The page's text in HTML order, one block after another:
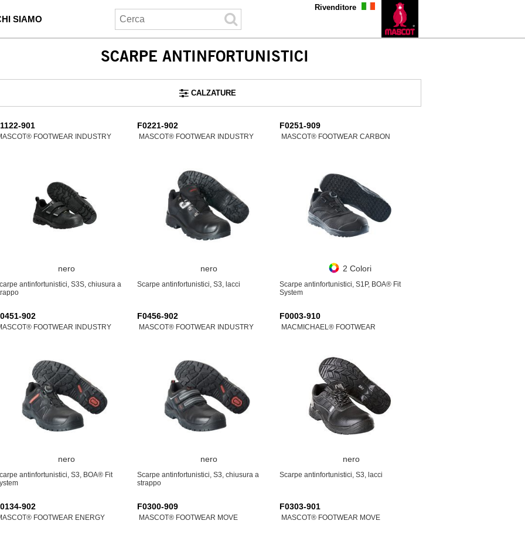
SIAMO
Rivenditore
SCARPE ANTINFORTUNISTICI
CALZATURE
901
FOOTWEAR INDUSTRY
nero
antinfortunistici, S3S, chiusura a
F0221-902
MASCOT® FOOTWEAR INDUSTRY
nero
Scarpe antinfortunistici, S3, lacci
F0251-909
MASCOT® FOOTWEAR CARBON
2 Colori
Scarpe antinfortunistici, S1P, BOA® Fit
System
902
FOOTWEAR INDUSTRY
nero
antinfortunistici, S3, BOA® Fit
F0456-902
MASCOT® FOOTWEAR INDUSTRY
nero
Scarpe antinfortunistici, S3, chiusura a
strappo
F0003-910
MACMICHAEL® FOOTWEAR
nero
Scarpe antinfortunistici, S3, lacci
902
FOOTWEAR ENERGY
F0300-909
MASCOT® FOOTWEAR MOVE
F0303-901
MASCOT® FOOTWEAR MOVE